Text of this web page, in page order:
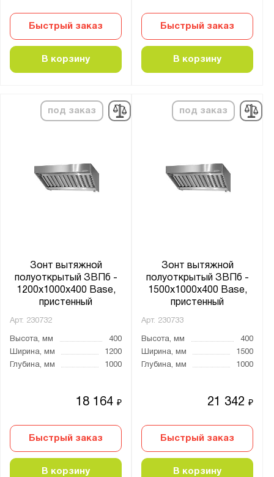
Быстрый заказ
В корзину
Быстрый заказ
В корзину
под заказ
Зонт вытяжной
полуоткрытый ЗВПб -
1200x1000x400 Base,
пристенный
Арт. 230732
Высота, мм
400
Ширина, мм
1200
Глубина, мм
1000
18 164₽
Быстрый заказ
В корзину
под заказ
Зонт вытяжной
полуоткрытый ЗВПб -
1500x1000x400 Base,
пристенный
Арт. 230733
Высота, мм
400
Ширина, мм
1500
Глубина, мм
1000
21 342₽
Быстрый заказ
В корзину